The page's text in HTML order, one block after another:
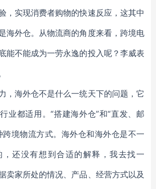
，实现消费者购物的快速反应，这其中
海外仓。从物流商的角度来看，跨境电
能不能成为一劳永逸的投入呢？李威表
，海外仓不是什么一统天下的问题，它
业都适用。“搭建海外仓”和“直发、邮
跨境物流方式。海外仓和海外仓是不一
还没有想到合适的解释，我去找一
卖家所处的情况、产品、经营方式以及